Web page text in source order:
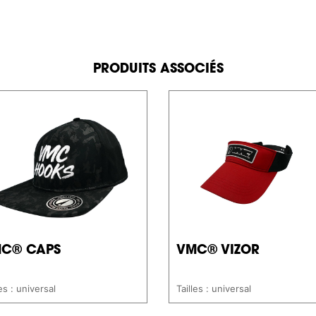
PRODUITS ASSOCIÉS
CAPS
: universal
VMC® VIZOR
Tailles : universal